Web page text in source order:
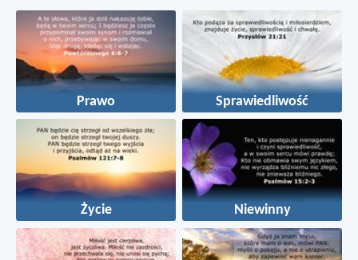
Prawo Sprawiedliwość
Życie Niewinny